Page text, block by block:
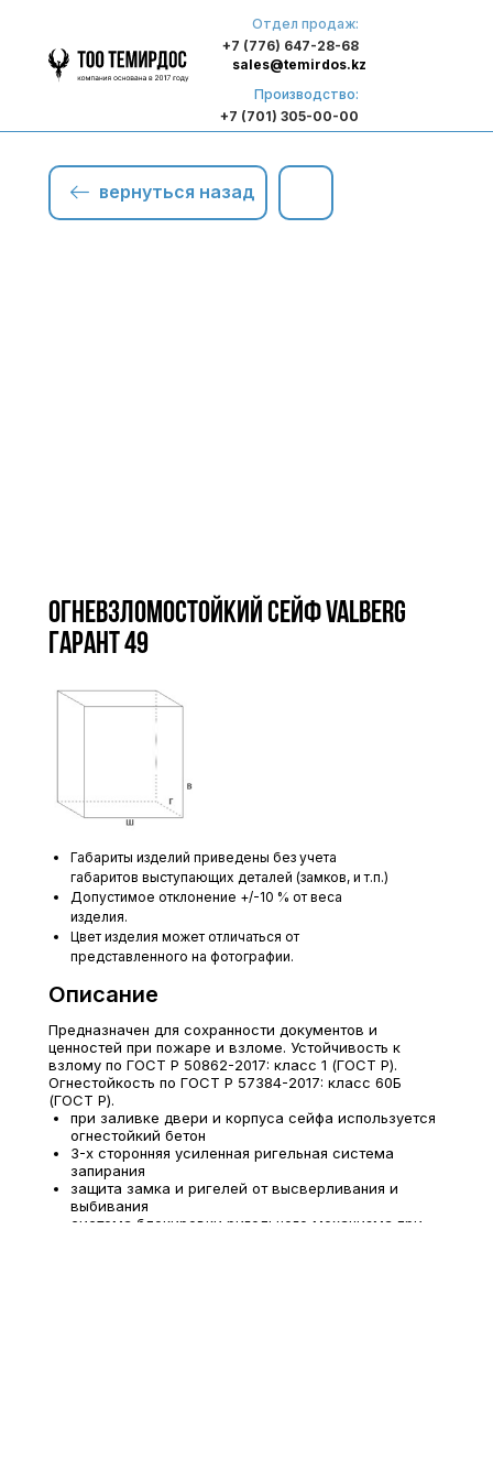
Отдел продаж:
+7 (776) 647-28-68
Производство:
+7 (701) 305-00-00
sales@temirdos.kz
вернуться назад
Огневзломостойкий сейф VALBERG
ГАРАНТ 49
Описание
Предназначен для сохранности документов и
ценностей при пожаре и взломе. Устойчивость к
взлому по ГОСТ Р 50862-2017: класс 1 (ГОСТ Р).
Огнестойкость по ГОСТ Р 57384-2017: класс 60Б
(ГОСТ Р).
при заливке двери и корпуса сейфа используется
огнестойкий бетон
3-х сторонняя усиленная ригельная система
запирания
защита замка и ригелей от высверливания и
выбивания
система блокировки ригельного механизма при
Габариты изделий приведены без учета
габаритов выступающих деталей (замков, и т.п.)
Допустимое отклонение +/-10 % от веса
изделия.
Цвет изделия может отличаться от
представленного на фотографии.